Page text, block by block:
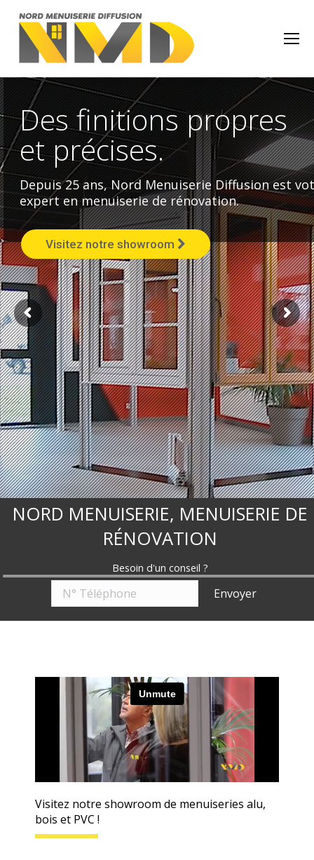
Des finitions propres
et précises.
Depuis 25 ans, Nord Menuiserie Diffusion est
expert en menuiserie de rénovation.
Visitez notre showroom
NORD MENUISERIE, MENUISERIE DE
RÉNOVATION
Besoin d'un conseil ?
Visitez notre showroom de menuiseries alu,
bois et PVC !